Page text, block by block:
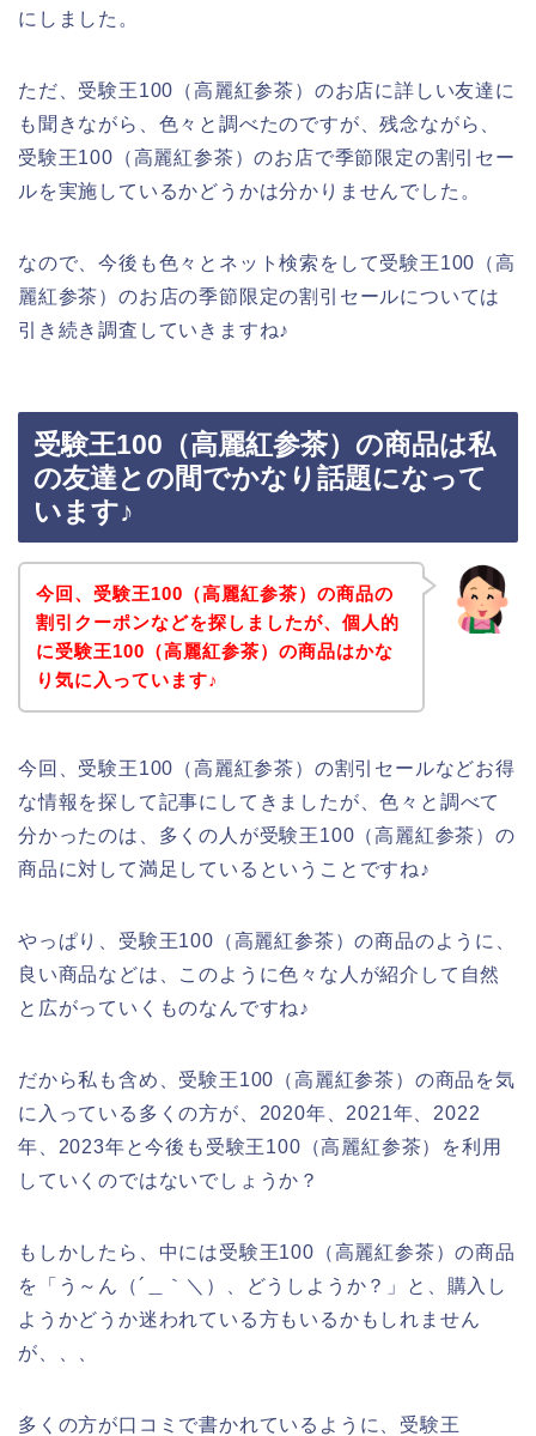
にしました。
ただ、受験王100（高麗紅参茶）のお店に詳しい友達に
も聞きながら、色々と調べたのですが、残念ながら、
受験王100（高麗紅参茶）のお店で季節限定の割引セー
ルを実施しているかどうかは分かりませんでした。
なので、今後も色々とネット検索をして受験王100（高
麗紅参茶）のお店の季節限定の割引セールについては
引き続き調査していきますね♪
受験王100（高麗紅参茶）の商品は私
の友達との間でかなり話題になって
います♪
今回、受験王100（高麗紅参茶）の商品の
割引クーポンなどを探しましたが、個人的
に受験王100（高麗紅参茶）の商品はかな
り気に入っています♪
今回、受験王100（高麗紅参茶）の割引セールなどお得
な情報を探して記事にしてきましたが、色々と調べて
分かったのは、多くの人が受験王100（高麗紅参茶）の
商品に対して満足しているということですね♪
やっぱり、受験王100（高麗紅参茶）の商品のように、
良い商品などは、このように色々な人が紹介して自然
と広がっていくものなんですね♪
だから私も含め、受験王100（高麗紅参茶）の商品を気
に入っている多くの方が、2020年、2021年、2022
年、2023年と今後も受験王100（高麗紅参茶）を利用
していくのではないでしょうか？
もしかしたら、中には受験王100（高麗紅参茶）の商品
を「う～ん（´＿｀＼）、どうしようか？」と、購入し
ようかどうか迷われている方もいるかもしれません
が、、、
多くの方が口コミで書かれているように、受験王